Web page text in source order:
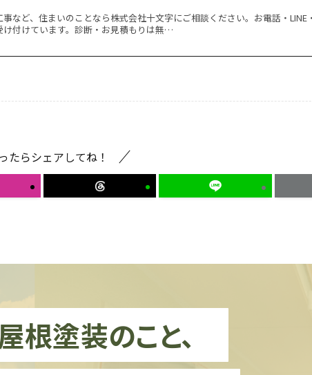
など、住まいのことなら株式会社十文字にご相談ください。お電話・LINE
け付けています。診断・お見積もりは無…
たらシェアしてね！
根塗装のこと、